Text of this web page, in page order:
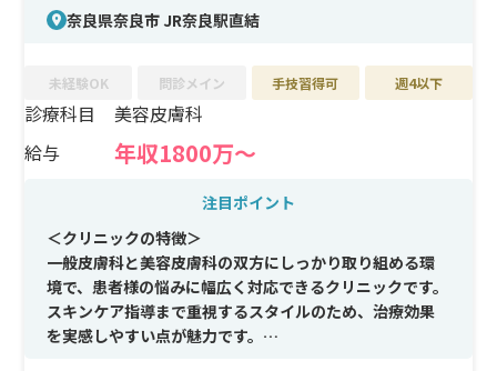
奈良県奈良市 JR奈良駅直結
未経験OK 問診メイン 手技習得可 週4以下
診療科目
美容皮膚科
給与
年収1800万〜
注目ポイント
＜クリニックの特徴＞
一般皮膚科と美容皮膚科の双方にしっかり取り組める環
境で、患者様の悩みに幅広く対応できるクリニックです。
スキンケア指導まで重視するスタイルのため、治療効果
を実感しやすい点が魅力です。